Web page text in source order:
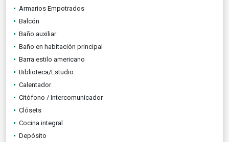
Armarios Empotrados
Balcón
Baño auxiliar
Baño en habitación principal
Barra estilo americano
Biblioteca/Estudio
Calentador
Citófono / Intercomunicador
Clósets
Cocina integral
Depósito